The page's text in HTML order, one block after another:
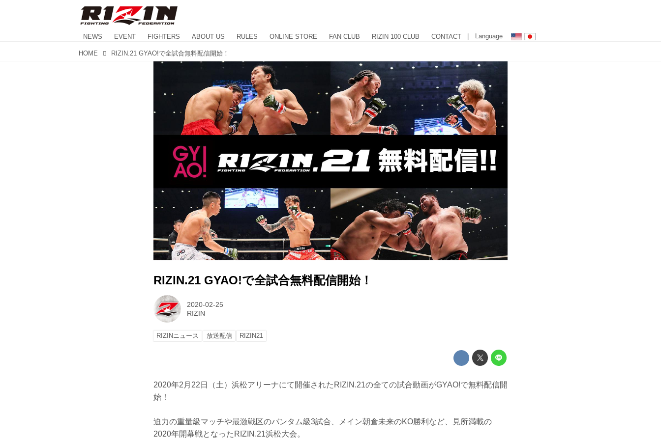
NEWS EVENT FIGHTERS ABOUT US RULES ONLINE STORE FAN CLUB RIZIN 100 CLUB CONTACT | Language
HOME RIZIN.21 GYAO!で全試合無料配信開始！
RIZIN.21 GYAO!で全試合無料配信開始！
2020-02-25
RIZIN
RIZINニュース 放送配信 RIZIN21
2020年2月22日（土）浜松アリーナにて開催されたRIZIN.21の全ての試合動画がGYAO!で無料配信開
始！
迫力の重量級マッチや最激戦区のバンタム級3試合、メイン朝倉未来のKO勝利など、見所満載の
2020年開幕戦となったRIZIN.21浜松大会。